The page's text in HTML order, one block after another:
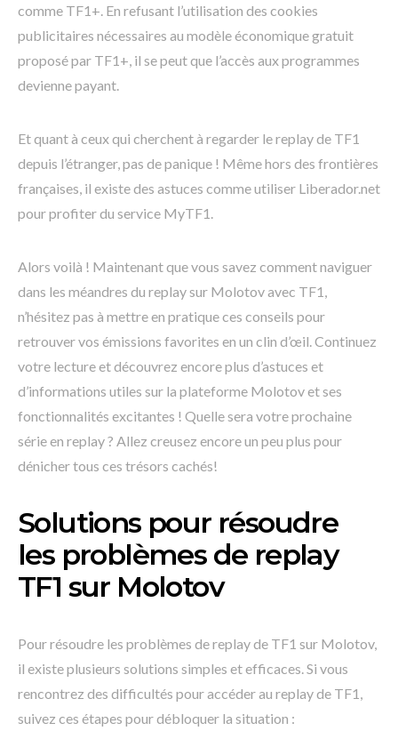
comme TF1+. En refusant l’utilisation des cookies
publicitaires nécessaires au modèle économique gratuit
proposé par TF1+, il se peut que l’accès aux programmes
devienne payant.
Et quant à ceux qui cherchent à regarder le replay de TF1
depuis l’étranger, pas de panique ! Même hors des frontières
françaises, il existe des astuces comme utiliser Liberador.net
pour profiter du service MyTF1.
Alors voilà ! Maintenant que vous savez comment naviguer
dans les méandres du replay sur Molotov avec TF1,
n’hésitez pas à mettre en pratique ces conseils pour
retrouver vos émissions favorites en un clin d’œil. Continuez
votre lecture et découvrez encore plus d’astuces et
d’informations utiles sur la plateforme Molotov et ses
fonctionnalités excitantes ! Quelle sera votre prochaine
série en replay ? Allez creusez encore un peu plus pour
dénicher tous ces trésors cachés!
Solutions pour résoudre
les problèmes de replay
TF1 sur Molotov
Pour résoudre les problèmes de replay de TF1 sur Molotov,
il existe plusieurs solutions simples et efficaces. Si vous
rencontrez des difficultés pour accéder au replay de TF1,
suivez ces étapes pour débloquer la situation :